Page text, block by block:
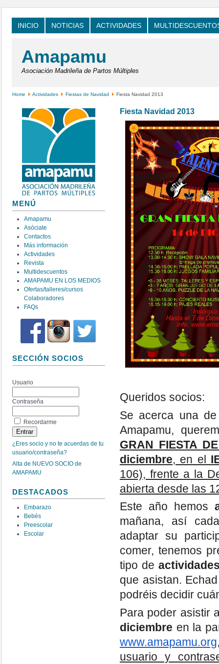
INICIO NOTICIAS ACTIVIDADES
Amapamu
Asociación Madrileña de Partos Múltiples
Home Actividades Fiestas de Navidad Fiesta Navidad 2013
MENÚ
Amapamu
Asóciate
Contactos
Más información
Actividades
Revista
Multidescuentos
AMAPAMU EN LOS MEDIOS
Ofertas/talleres/cursos
Colaboradores
FAQs
SECCIÓN SOCIOS
Usuario
Contraseña
Recordarme
¿Eres socio y no te acuerdas de tu
usuario/contraseña?
Alta de NUEVO SOCIO de
AMAPAMU
DESTACADOS
Embarazo
Bebés
Preescolar
Escolar
Fiesta Navidad 2013
Queridos socios:
Se acerca una
Amapamu,
GRAN FIESTA DE
diciembre, en el
106), frente a la
abierta desde las
Este año hemos
mañana, así
adaptar su
comer, tenemos
tipo de
que asistan.
podréis decidir
Para poder asistir
diciembre en la
www.amapamu.org
usuario y